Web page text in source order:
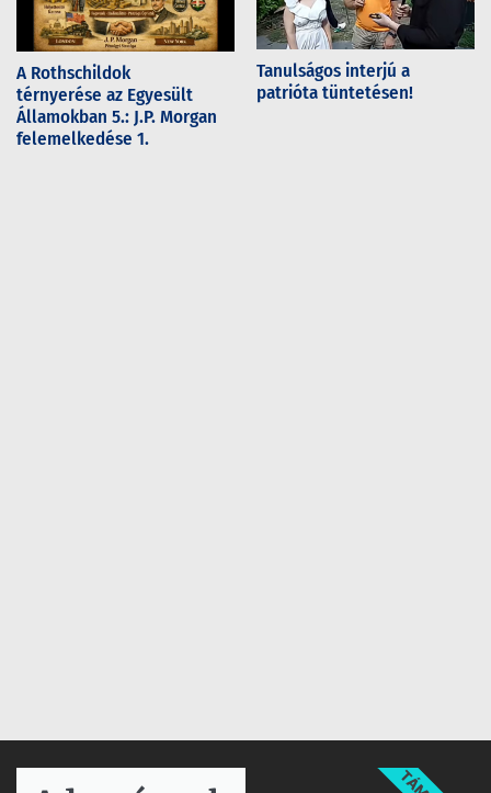
A Rothschildok
térnyerése az Egyesült
Államokban 5.: J.P. Morgan
felemelkedése 1.
Tanulságos interjú a
patrióta tüntetésen!